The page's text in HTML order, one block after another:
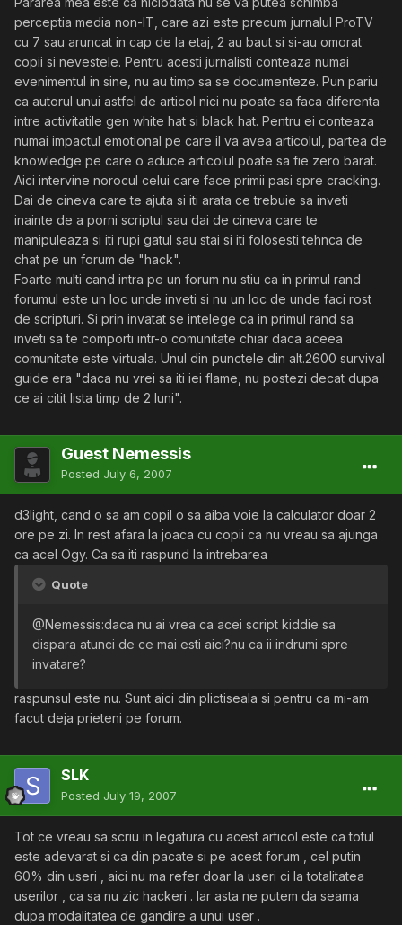
perceptia media non-IT, care azi este precum jurnalul ProTV
cu 7 sau aruncat in cap de la etaj, 2 au baut si si-au omorat
copii si nevestele. Pentru acesti jurnalisti conteaza numai
evenimentul in sine, nu au timp sa se documenteze. Pun pariu
ca autorul unui astfel de articol nici nu poate sa faca diferenta
intre activitatile gen white hat si black hat. Pentru ei conteaza
numai impactul emotional pe care il va avea articolul, partea de
knowledge pe care o aduce articolul poate sa fie zero barat.
Aici intervine norocul celui care face primii pasi spre cracking.
Dai de cineva care te ajuta si iti arata ce trebuie sa inveti
inainte de a porni scriptul sau dai de cineva care te
manipuleaza si iti rupi gatul sau stai si iti folosesti tehnca de
chat pe un forum de "hack".
Foarte multi cand intra pe un forum nu stiu ca in primul rand
forumul este un loc unde inveti si nu un loc de unde faci rost
de scripturi. Si prin invatat se intelege ca in primul rand sa
inveti sa te comporti intr-o comunitate chiar daca aceea
comunitate este virtuala. Unul din punctele din alt.2600 survival
guide era "daca nu vrei sa iti iei flame, nu postezi decat dupa
ce ai citit lista timp de 2 luni".
Guest Nemessis
Posted July 6, 2007
d3light, cand o sa am copil o sa aiba voie la calculator doar 2
ore pe zi. In rest afara la joaca cu copii ca nu vreau sa ajunga
ca acel Ogy. Ca sa iti raspund la intrebarea
Quote
@Nemessis:daca nu ai vrea ca acei script kiddie sa
dispara atunci de ce mai esti aici?nu ca ii indrumi spre
invatare?
raspunsul este nu. Sunt aici din plictiseala si pentru ca mi-am
facut deja prieteni pe forum.
SLK
Posted July 19, 2007
Tot ce vreau sa scriu in legatura cu acest articol este ca totul
este adevarat si ca din pacate si pe acest forum , cel putin
60% din useri , aici nu ma refer doar la useri ci la totalitatea
userilor , ca sa nu zic hackeri . Iar asta ne putem da seama
dupa modalitatea de gandire a unui user .